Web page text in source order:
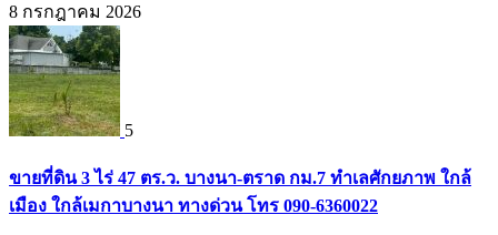
8 กรกฎาคม 2026
5
ขายที่ดิน 3 ไร่ 47 ตร.ว. บางนา-ตราด กม.7 ทำเลศักยภาพ ใกล้
เมือง ใกล้เมกาบางนา ทางด่วน โทร 090-6360022